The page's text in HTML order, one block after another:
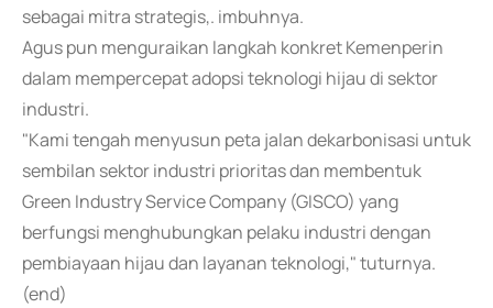
sebagai mitra strategis,. imbuhnya.
Agus pun menguraikan langkah konkret Kemenperin
dalam mempercepat adopsi teknologi hijau di sektor
industri.
"Kami tengah menyusun peta jalan dekarbonisasi untuk
sembilan sektor industri prioritas dan membentuk
Green Industry Service Company (GISCO) yang
berfungsi menghubungkan pelaku industri dengan
pembiayaan hijau dan layanan teknologi," tuturnya.
(end)